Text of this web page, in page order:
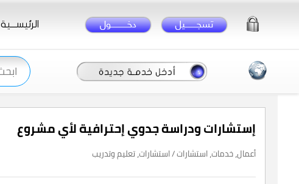
الرئيســـية
إستشارات ودراسة جدوي إحترافية لأي مشروع
أعمال، خدمات، استشارات / استشارات، تعليم وتدريب